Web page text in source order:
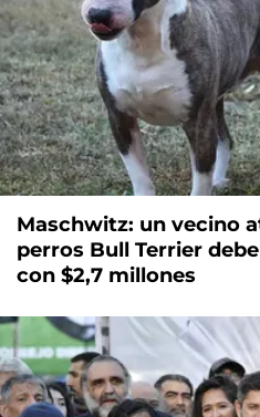
Maschwitz: un vecino
perros Bull Terrier
con $2,7 millones